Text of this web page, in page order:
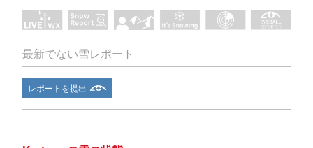
最新でない雪レポート
レポートを提出